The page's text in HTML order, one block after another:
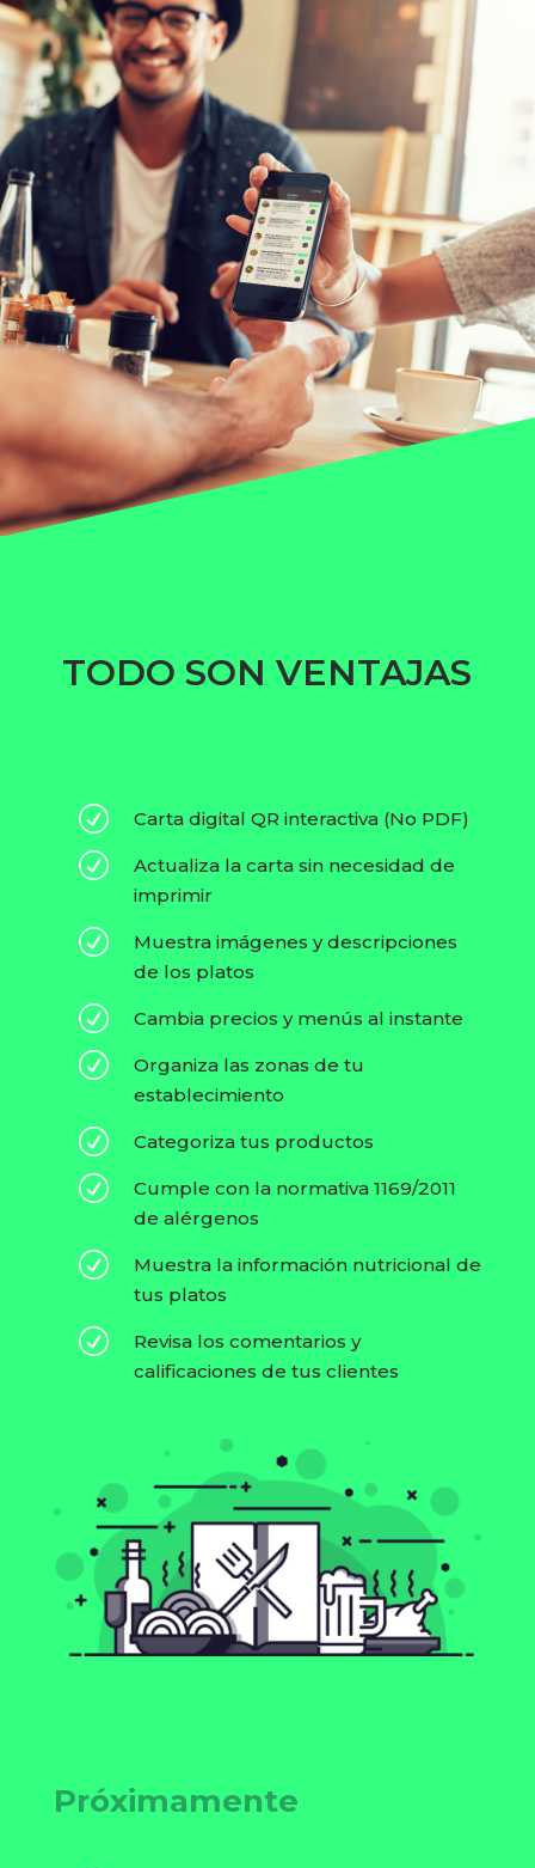
TODO SON VENTAJAS
R Carta digital QR interactiva (No PDF)
R
Actualiza la carta sin necesidad de
imprimir
R
Muestra imágenes y descripciones
de los platos
R Cambia precios y menús al instante
R
Organiza las zonas de tu
establecimiento
R Categoriza tus productos
R
Cumple con la normativa 1169/2011
de alérgenos
R
Muestra la información nutricional de
tus platos
R
Revisa los comentarios y
calificaciones de tus clientes
Próximamente